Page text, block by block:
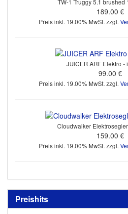
189.00 €
Preis inkl. 19.00% MwSt. zzgl.
JUICER ARF Elektro -
99.00 €
Preis inkl. 19.00% MwSt. zzgl.
Cloudwalker
159.00 €
Preis inkl. 19.00% MwSt. zzgl.
Preishits